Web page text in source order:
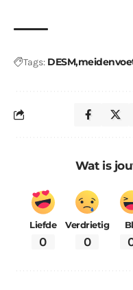
Tags: DESM
Wat is
Liefde
0
Verdrietig
0